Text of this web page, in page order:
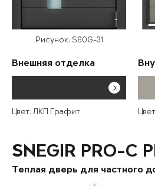
Рисунок: S60G-31
Внешняя отделка
Цвет: ЛКП Графит
SNEGIR PRO-C
Теплая дверь для частного